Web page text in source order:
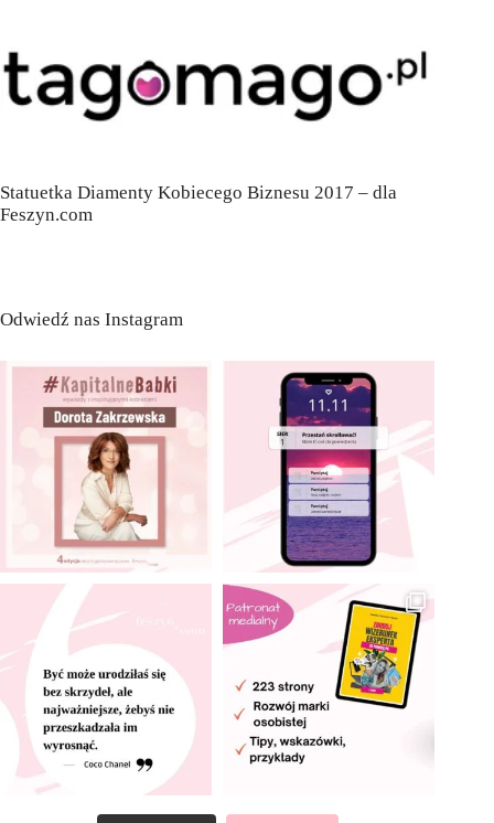
Statuetka Diamenty Kobiecego Biznesu 2017 – dla
Feszyn.com
Odwiedź nas Instagram